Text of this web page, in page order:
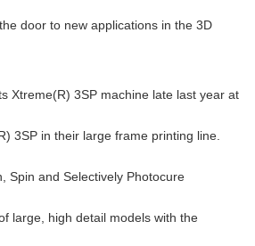
door to new applications in the 3D
Xtreme(R) 3SP machine late last year at
3SP in their large frame printing line.
Spin and Selectively Photocure
large, high detail models with the